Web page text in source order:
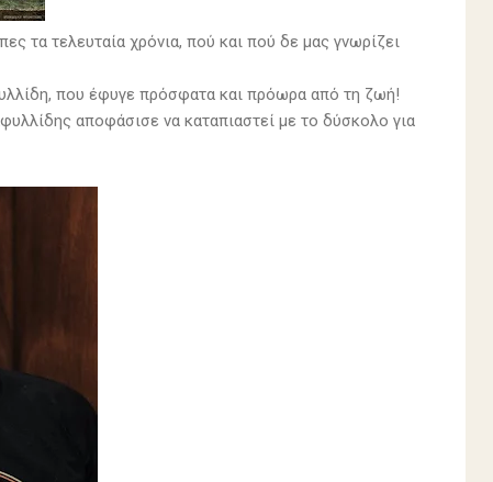
τα τελευταία χρόνια, πού και πού δε μας γνωρίζει
που έφυγε πρόσφατα και πρόωρα από τη ζωή!
αποφάσισε να καταπιαστεί με το δύσκολο για